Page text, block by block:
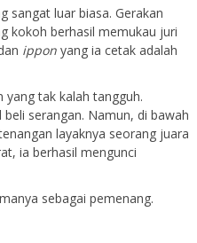
sangat luar biasa. Gerakan
kokoh berhasil memukau juri
ippon yang ia cetak adalah
yang tak kalah tangguh.
serangan. Namun, di bawah
layaknya seorang juara
ia berhasil mengunci
sebagai pemenang.